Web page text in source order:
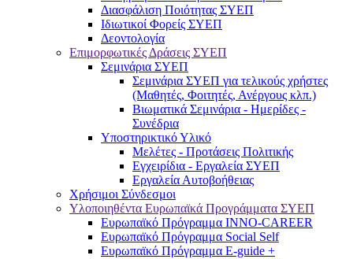
Διασφάλιση Ποιότητας ΣΥΕΠ
Ιδιωτικοί Φορείς ΣΥΕΠ
Δεοντολογία
Επιμορφωτικές Δράσεις ΣΥΕΠ
Σεμινάρια ΣΥΕΠ
Σεμινάρια ΣΥΕΠ για τελικούς χρήστες
(Μαθητές, Φοιτητές, Ανέργους κλπ.)
Βιωματικά Σεμινάρια - Ημερίδες -
Συνέδρια
Υποστηρικτικό Υλικό
Μελέτες - Προτάσεις Πολιτικής
Εγχειρίδια - Εργαλεία ΣΥΕΠ
Εργαλεία Αυτοβοήθειας
Χρήσιμοι Σύνδεσμοι
Υλοποιηθέντα Ευρωπαϊκά Προγράμματα ΣΥΕΠ
Ευρωπαϊκό Πρόγραμμα INNO-CAREER
Ευρωπαϊκό Πρόγραμμα Social Self
Ευρωπαϊκό Πρόγραμμα E-guide +